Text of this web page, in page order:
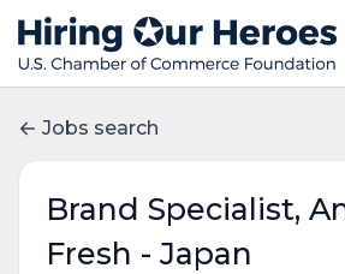
Jobs search
Brand Specialist,
Fresh - Japan